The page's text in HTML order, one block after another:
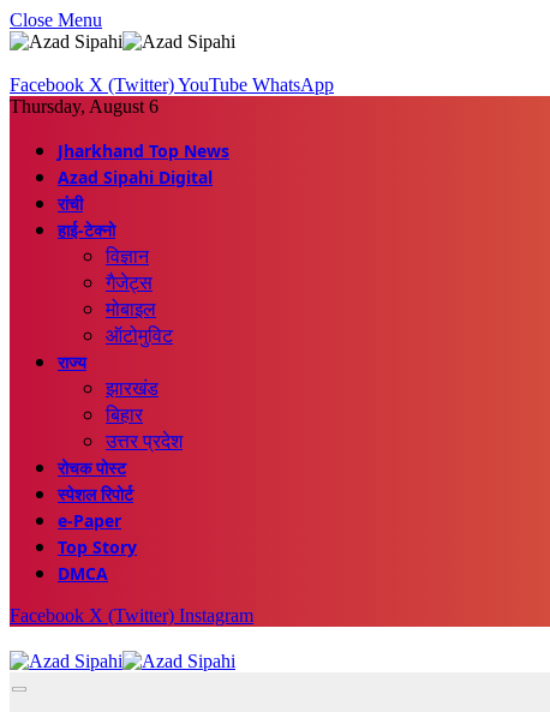
Close Menu
Facebook X (Twitter)YouTube WhatsApp
Thursday, August 6
Jharkhand Top News
Azad Sipahi Digital
रांची
हाई-टेक्नो
विज्ञान
गैजेट्स
मोबाइल
ऑटोमुविट
राज्य
झारखंड
बिहार
उत्तर प्रदेश
रोचक पोस्ट
स्पेशल रिपोर्ट
e-Paper
Top Story
DMCA
Facebook X (Twitter) Instagram